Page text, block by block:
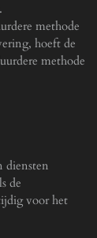
methode
hoeft de
methode
diensten
de
voor het